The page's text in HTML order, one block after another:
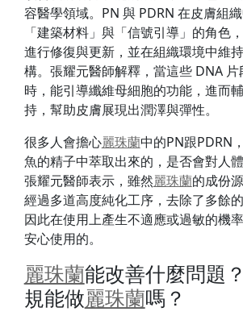
容醫學領域。PN 與 PDRN 在皮膚組
「建築材料」與「信號引導」的角色
進行修復與更新，並在組織環境中維
構。張耀元醫師解釋，當這些 DNA
時，能引導纖維母細胞的功能，進而
持，幫助皮膚展現出潤澤與彈性。
很多人會擔心麗珠蘭中的PN跟PDRN
魚的精子中萃取出來的，是否會對人
張耀元醫師表示，雖然麗珠蘭的成份
經過多道高度純化工序，去除了多餘
因此在使用上產生不適應或過敏的機
安心使用的。
麗珠蘭能改善什麼問題
規能做麗珠蘭嗎？